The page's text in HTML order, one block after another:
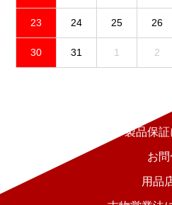
23 24 25 26
30 31 1 2
プライバ
製品保証
お
用品